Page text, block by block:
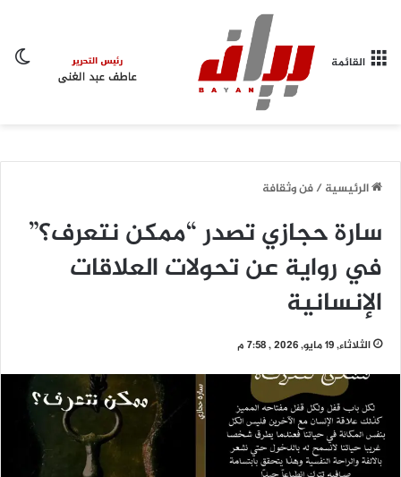
القائمة
الرئيسية/فن وثقافة
سارة حجازي تصدر “ممكن نتعرف؟”
في رواية عن تحولات العلاقات
الإنسانية
الثلاثاء, 19 مايو, 2026 , 7:58 م